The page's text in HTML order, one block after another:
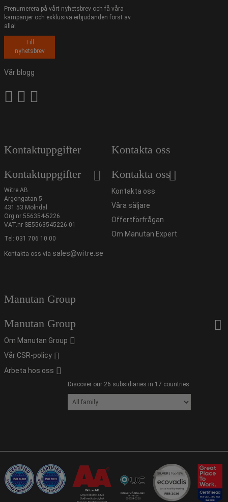
Prenumerera på vårt nyhetsbrev och få våra
kampanjer och exklusiva erbjudanden först av
alla!
Till
nyhetsbrev
Vår blogg
Kontaktuppgifter
Kontaktuppgifter
Witre AB
Argongatan 5
431 53 Mölndal
Org.nr 556354-5226
VAT.nr SE5563545226-01
Tel: 031 706 10 00
Kontakta oss via sales@witre.se
Kontakta oss
Kontakta oss
Kontakta oss
Våra säljare
Offertförfrågan
Om Manutan Expert
Manutan Group
Manutan Group
Om Manutan Group
Vår CSR-policy
Arbeta hos oss
Discover our 26 subsidiaries in 17 countries.